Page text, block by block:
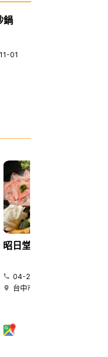
鍋
01
昭日堂鍋煮｜台中火鍋
04-22580269
台中市南屯區大墩十一街345號